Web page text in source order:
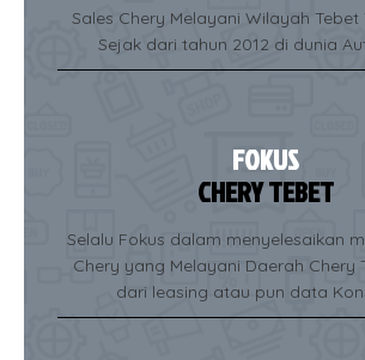
Sales Chery Melayani Wilayah Tebet
Sejak dari tahun 2012 di dunia
FOKUS
CHERY TEBET
Selalu Fokus dalam menyelesaikan
Chery yang Melayani Daerah Chery
dari leasing atau pun data